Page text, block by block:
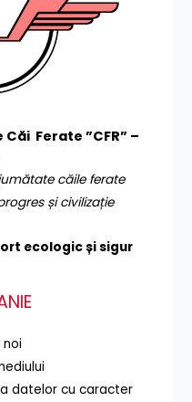
Ferate ”CFR” –
căile ferate
și civilizație
ecologic și sigur
datelor cu caracter